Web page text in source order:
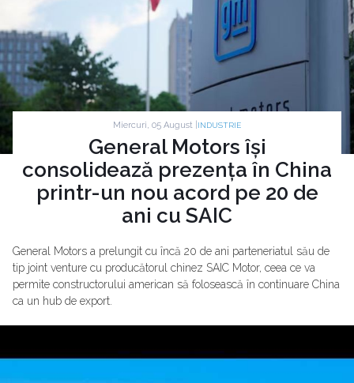
Miercuri, 05 August | INDUSTRIE
General Motors își
consolidează prezența în China
printr-un nou acord pe 20 de
ani cu SAIC
General Motors a prelungit cu încă 20 de ani parteneriatul său de
tip joint venture cu producătorul chinez SAIC Motor, ceea ce va
permite constructorului american să folosească în continuare China
ca un hub de export.